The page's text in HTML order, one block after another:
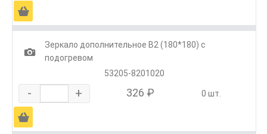
Ä
1
Зеркало дополнительное В2 (180*180) с
подогревом
53205-8201020
- + 326 ₽ 0 шт.
Ä